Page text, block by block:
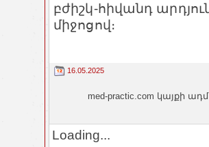
բժիշկ-հիվանդ
միջոցով։
16.05.2025
med-practic.com կայքի
Loading...